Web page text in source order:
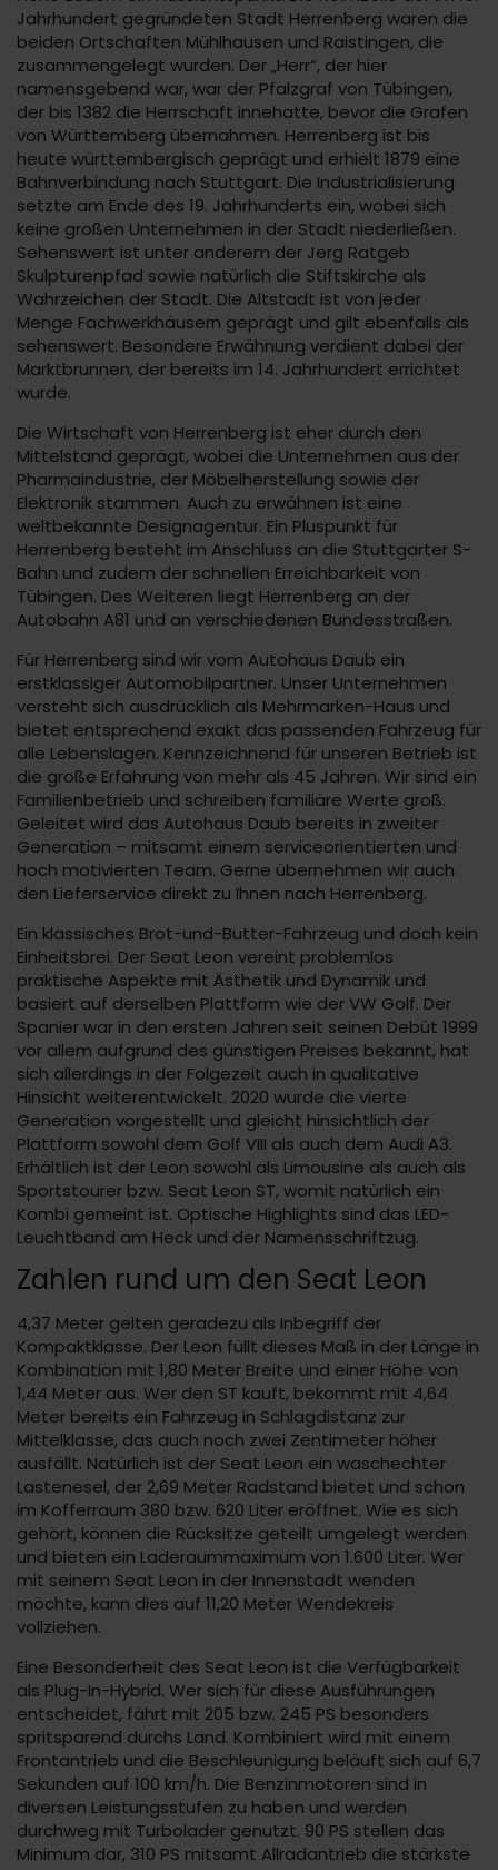
Jahrhundert gegründeten Stadt Herrenberg waren die
beiden Ortschaften Mühlhausen und Raistingen, die
zusammengelegt wurden. Der „Herr“, der hier
namensgebend war, war der Pfalzgraf von Tübingen,
der bis 1382 die Herrschaft innehatte, bevor die Grafen
von Württemberg übernahmen. Herrenberg ist bis
heute württembergisch geprägt und erhielt 1879 eine
Bahnverbindung nach Stuttgart. Die Industrialisierung
setzte am Ende des 19. Jahrhunderts ein, wobei sich
keine großen Unternehmen in der Stadt niederließen.
Sehenswert ist unter anderem der Jerg Ratgeb
Skulpturenpfad sowie natürlich die Stiftskirche als
Wahrzeichen der Stadt. Die Altstadt ist von jeder
Menge Fachwerkhäusern geprägt und gilt ebenfalls als
sehenswert. Besondere Erwähnung verdient dabei der
Marktbrunnen, der bereits im 14. Jahrhundert errichtet
wurde.
Die Wirtschaft von Herrenberg ist eher durch den
Mittelstand geprägt, wobei die Unternehmen aus der
Pharmaindustrie, der Möbelherstellung sowie der
Elektronik stammen. Auch zu erwähnen ist eine
weltbekannte Designagentur. Ein Pluspunkt für
Herrenberg besteht im Anschluss an die Stuttgarter S-
Bahn und zudem der schnellen Erreichbarkeit von
Tübingen. Des Weiteren liegt Herrenberg an der
Autobahn A81 und an verschiedenen Bundesstraßen.
Für Herrenberg sind wir vom Autohaus Daub ein
erstklassiger Automobilpartner. Unser Unternehmen
versteht sich ausdrücklich als Mehrmarken-Haus und
bietet entsprechend exakt das passenden Fahrzeug für
alle Lebenslagen. Kennzeichnend für unseren Betrieb ist
die große Erfahrung von mehr als 45 Jahren. Wir sind ein
Familienbetrieb und schreiben familiäre Werte groß.
Geleitet wird das Autohaus Daub bereits in zweiter
Generation – mitsamt einem serviceorientierten und
hoch motivierten Team. Gerne übernehmen wir auch
den Lieferservice direkt zu Ihnen nach Herrenberg.
Ein klassisches Brot-und-Butter-Fahrzeug und doch kein
Einheitsbrei. Der Seat Leon vereint problemlos
praktische Aspekte mit Ästhetik und Dynamik und
basiert auf derselben Plattform wie der VW Golf. Der
Spanier war in den ersten Jahren seit seinen Debüt 1999
vor allem aufgrund des günstigen Preises bekannt, hat
sich allerdings in der Folgezeit auch in qualitative
Hinsicht weiterentwickelt. 2020 wurde die vierte
Generation vorgestellt und gleicht hinsichtlich der
Plattform sowohl dem Golf VIII als auch dem Audi A3.
Erhältlich ist der Leon sowohl als Limousine als auch als
Sportstourer bzw. Seat Leon ST, womit natürlich ein
Kombi gemeint ist. Optische Highlights sind das LED-
Leuchtband am Heck und der Namensschriftzug.
Zahlen rund um den Seat Leon
4,37 Meter gelten geradezu als Inbegriff der
Kompaktklasse. Der Leon füllt dieses Maß in der Länge in
Kombination mit 1,80 Meter Breite und einer Höhe von
1,44 Meter aus. Wer den ST kauft, bekommt mit 4,64
Meter bereits ein Fahrzeug in Schlagdistanz zur
Mittelklasse, das auch noch zwei Zentimeter höher
ausfällt. Natürlich ist der Seat Leon ein waschechter
Lastenesel, der 2,69 Meter Radstand bietet und schon
im Kofferraum 380 bzw. 620 Liter eröffnet. Wie es sich
gehört, können die Rücksitze geteilt umgelegt werden
und bieten ein Laderaummaximum von 1.600 Liter. Wer
mit seinem Seat Leon in der Innenstadt wenden
möchte, kann dies auf 11,20 Meter Wendekreis
vollziehen.
Eine Besonderheit des Seat Leon ist die Verfügbarkeit
als Plug-In-Hybrid. Wer sich für diese Ausführungen
entscheidet, fährt mit 205 bzw. 245 PS besonders
spritsparend durchs Land. Kombiniert wird mit einem
Frontantrieb und die Beschleunigung beläuft sich auf 6,7
Sekunden auf 100 km/h. Die Benzinmotoren sind in
diversen Leistungsstufen zu haben und werden
durchweg mit Turbolader genutzt. 90 PS stellen das
Minimum dar, 310 PS mitsamt Allradantrieb die stärkste